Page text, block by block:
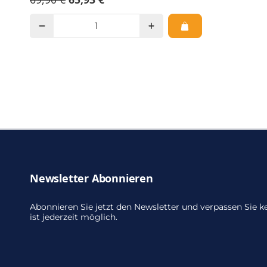
Newsletter Abonnieren
Abonnieren Sie jetzt den Newsletter und verpassen Sie
ist jederzeit möglich.